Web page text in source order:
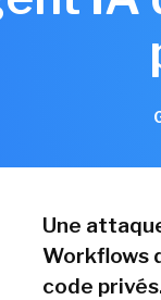
Une
Workflows
code